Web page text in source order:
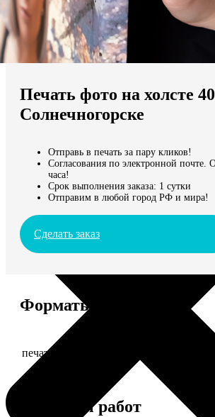
Мы доставляем по всему миру
Продолжить без города
Печать фото на холсте
Солнечногорске
Отправь в печать за пару кликов!
Согласования по электронной почте.
часа!
Срок выполнения заказа: 1 сутки
Отправим в любой город РФ и мира!
Сделать заказ
Форматы и цены
печать фото на холсте 40х60 на
Примеры работ